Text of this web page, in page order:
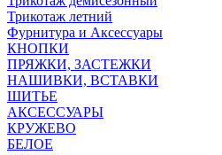
Трикотаж летний
Фурнитура и Аксессуары
КНОПКИ
ПРЯЖКИ, ЗАСТЕЖКИ
НАШИВКИ, ВСТАВКИ
ШИТЬЕ
АКСЕССУАРЫ
КРУЖЕВО
БЕЛОЕ